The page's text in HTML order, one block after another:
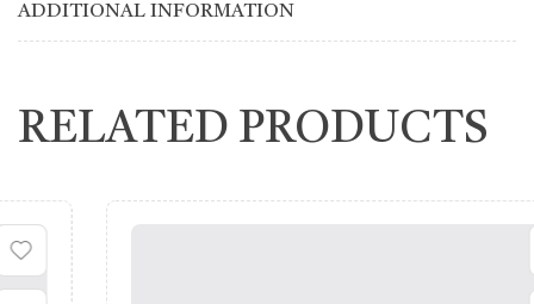
ADDITIONAL INFORMATION
RELATED PRODUCTS